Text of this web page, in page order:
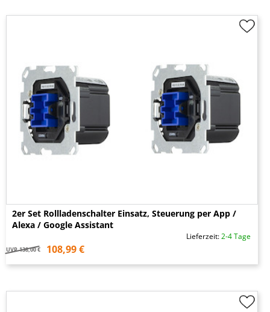
2er Set Rollladenschalter Einsatz, Steuerung per App /
Alexa / Google Assistant
Lieferzeit:2-4 Tage
UVP 138,00 € 108,99 €